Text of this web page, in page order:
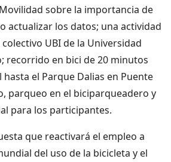
sobre la importancia de
actualizar los datos; una actividad
UBI de la Universidad
recorrido en bici de 20 minutos
hasta el Parque Dalias en Puente
parqueo en el biciparqueadero y
para los participantes.
que reactivará el empleo a
del uso de la bicicleta y el